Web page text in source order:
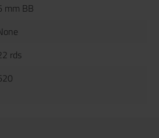
mm BB
rds